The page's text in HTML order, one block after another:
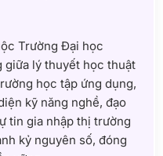
Trường Đại học
giữa lý thuyết học thuật
học tập ứng dụng,
kỹ năng nghề, đạo
tin gia nhập thị trường
kỷ nguyên số, đóng